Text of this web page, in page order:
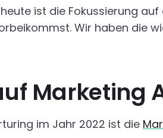
ist die Fokussierung
Wir haben die
Marketing
im Jahr 2022 ist die